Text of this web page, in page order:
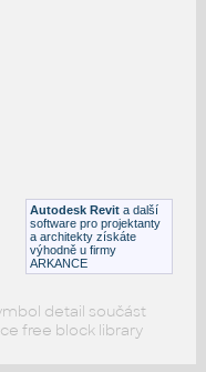
Hard-Autodesk Revit a další
software pro projektanty
a architekty získáte
výhodně u firmy
ARKANCE
detail součást
free block library